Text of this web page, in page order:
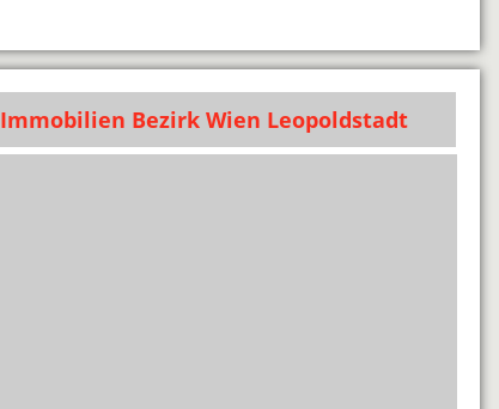
Immobilien Bezirk Wien Leopoldstadt